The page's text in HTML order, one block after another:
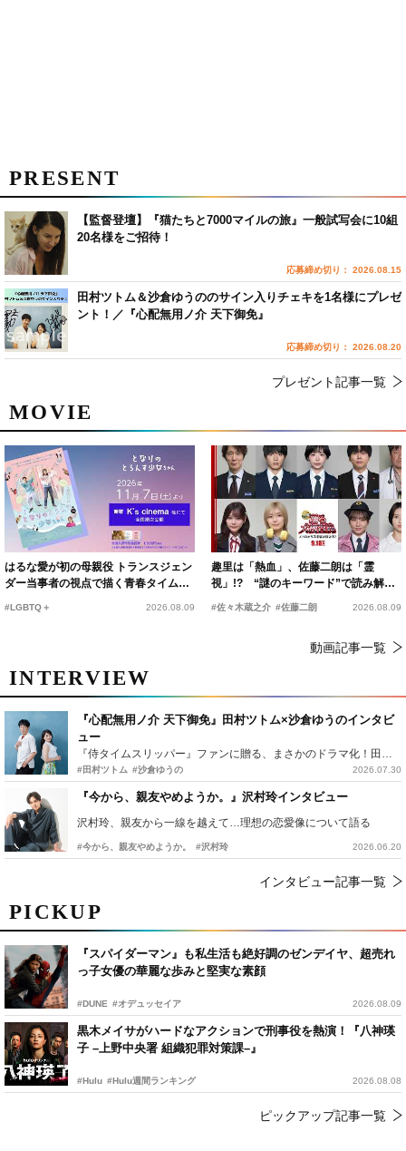
PICKUP
『スパイダーマン』も私生活も絶好調のゼンデイヤ、超売れ
っ子女優の華麗な歩みと堅実な素顔
#DUNE #オデュッセイア 2026.08.09
黒木メイサがハードなアクションで刑事役を熱演！『八神瑛
子 –上野中央署 組織犯罪対策課–』
#Hulu #Hulu週間ランキング 2026.08.08
ピックアップ記事一覧
MOVIE
はるな愛が初の母親役 トランスジェン
ダー当事者の視点で描く青春タイムス
#LGBTQ＋ 2026.08.09
趣里は「熱血」、佐藤二朗は「霊
視」!? “謎のキーワード”で読み解く
#佐々木蔵之介 #佐藤二朗 2026.08.09
動画記事一覧
INTERVIEW
『心配無用ノ介 天下御免』田村ツトム×沙倉ゆうのインタビ
ュー
『侍タイムスリッパー』ファンに贈る、まさかのドラマ化！田村ツトム×沙倉ゆうのが語る『心配無用ノ介』撮影秘話
#田村ツトム #沙倉ゆうの 2026.07.30
『今から、親友やめようか。』沢村玲インタビュー
沢村玲、親友から一線を越えて…理想の恋愛像について語る
#今から、親友やめようか。 #沢村玲 2026.06.20
インタビュー記事一覧
PRESENT
【監督登壇】『猫たちと7000マイルの旅』一般試写会に10組
20名様をご招待！
応募締め切り： 2026.08.15
田村ツトム＆沙倉ゆうののサイン入りチェキを1名様にプレゼ
ント！／『心配無用ノ介 天下御免』
応募締め切り： 2026.08.20
プレゼント記事一覧